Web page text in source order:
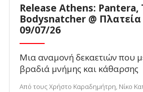
Release Athens: Pantera,
Bodysnatcher @
09/07/26
Μια αναμονή δεκαετιών που
βραδιά μνήμης και κάθαρσης
Από τους Χρήστο Καραδημήτρη, Νίκο